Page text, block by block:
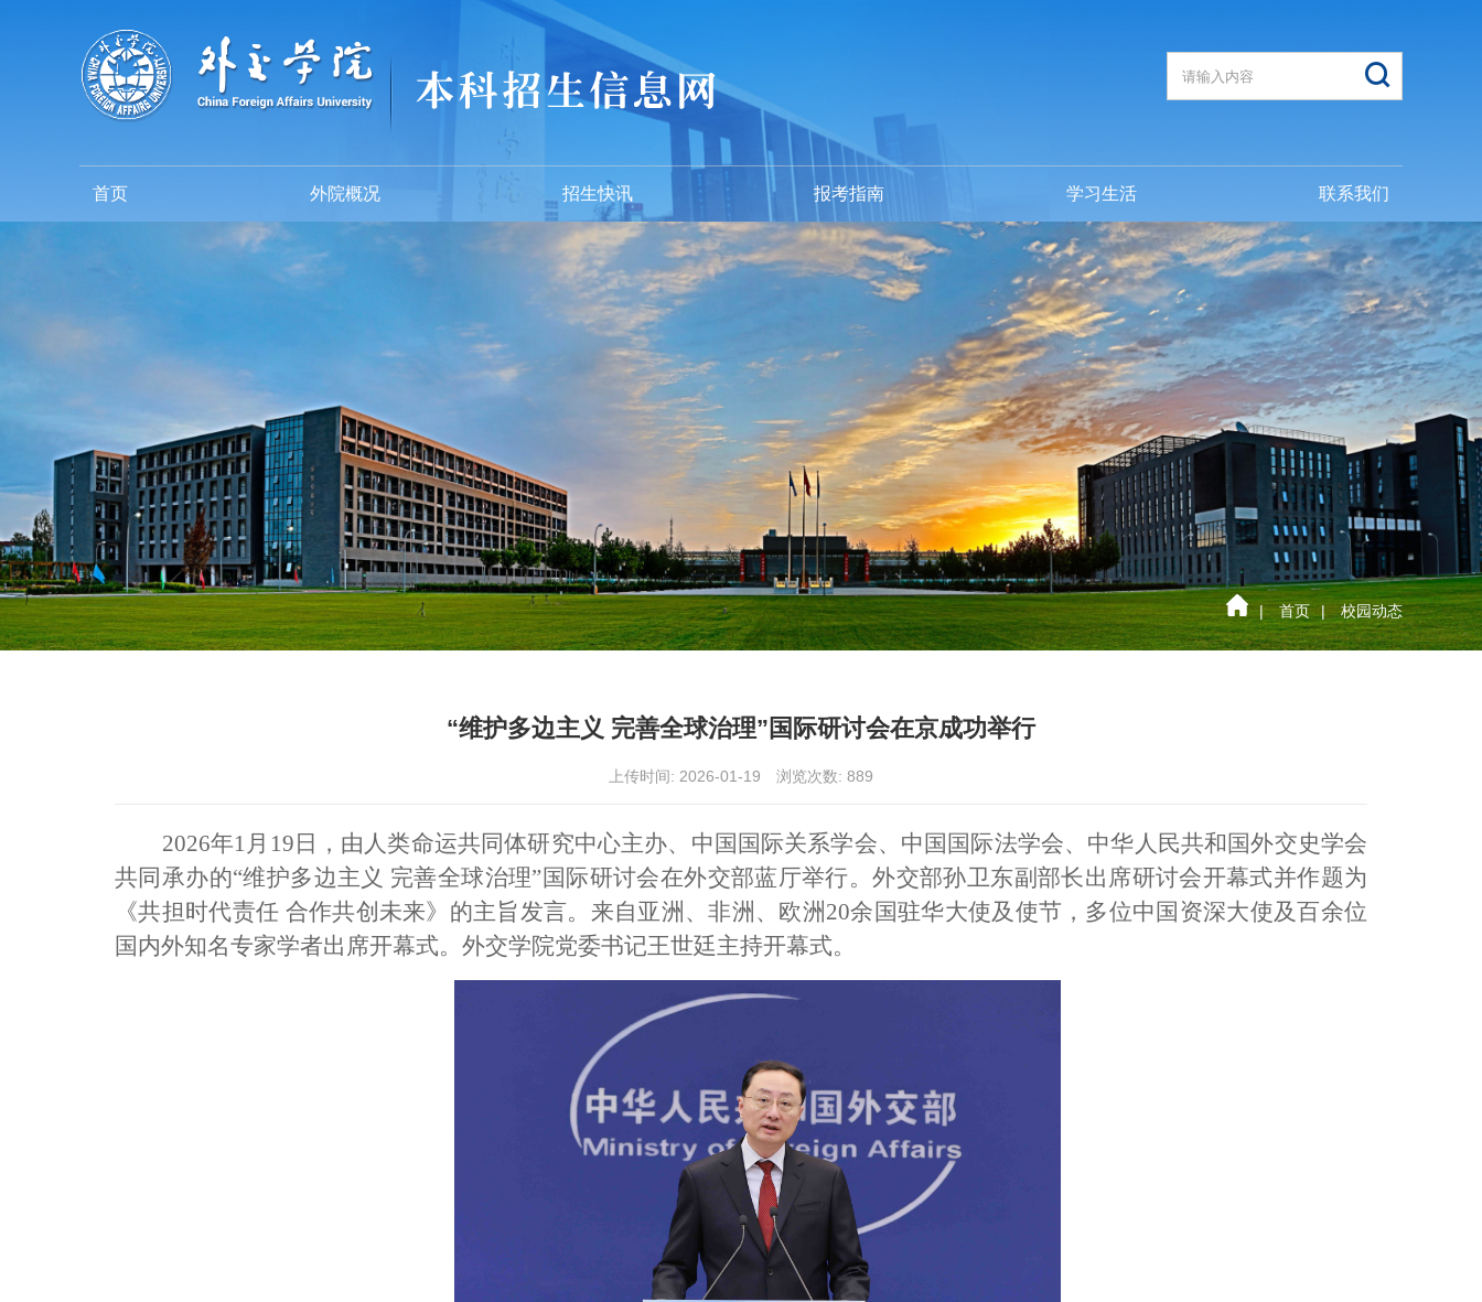
首页 外院概况 招生快讯 报考指南 学习生活 联系我们
| 首页 | 校园动态
“维护多边主义 完善全球治理”国际研讨会在京成功举行
上传时间: 2026-01-19 浏览次数: 889
2026年1月19日，由人类命运共同体研究中心主办、中国国际关系学会、中国国际法学会、中华人民共和国外交史学会
共同承办的“维护多边主义 完善全球治理”国际研讨会在外交部蓝厅举行。外交部孙卫东副部长出席研讨会开幕式并作题为
《共担时代责任 合作共创未来》的主旨发言。来自亚洲、非洲、欧洲20余国驻华大使及使节，多位中国资深大使及百余位
国内外知名专家学者出席开幕式。外交学院党委书记王世廷主持开幕式。